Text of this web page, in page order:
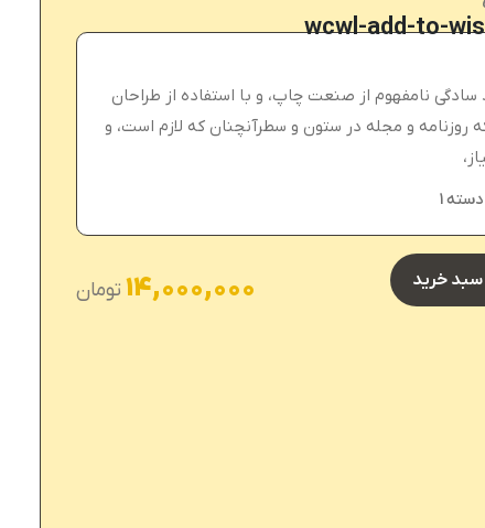
wcwl-add-to-
سادگی نامفهوم از صنعت چاپ، و با استفاده از طراحان
روزنامه و مجله در ستون و سطرآنچنان که لازم است، و
1
سبد خرید 14,000,000 تومان